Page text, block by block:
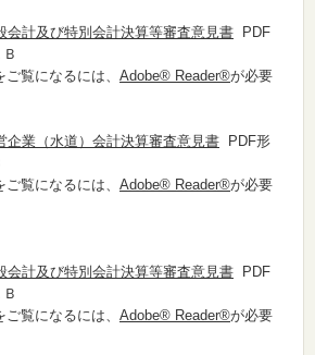
会計及び特別会計決算等審査意見書 PDF
覧になるには、 Adobe® Reader®が必要
企業（水道）会計決算審査意見書 PDF形
覧になるには、 Adobe® Reader®が必要
会計及び特別会計決算等審査意見書 PDF
覧になるには、 Adobe® Reader®が必要